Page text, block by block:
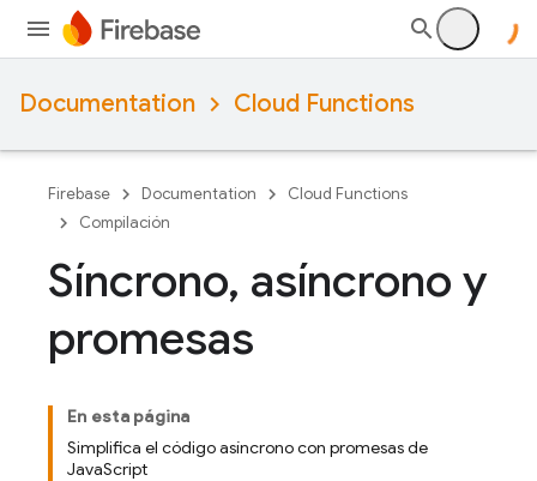
Documentation Cloud Functions
Firebase Documentation
Cloud Functions
Compilación
Síncrono, asíncrono y
promesas
En esta página
Simplifica el código asíncrono con promesas de
JavaScript